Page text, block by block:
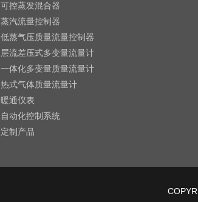
可控蒸发混合器
蒸汽流量控制器
低蒸气压质量流量控制器
层流差压式多变量流量计
一体化多变量质量流量计
热式气体质量流量计
暖通仪表
自动化控制系统
定制产品